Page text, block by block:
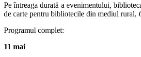
Pe întreaga durată a evenimentului,
de carte pentru bibliotecile din mediul rural,
Programul complet:
11 mai